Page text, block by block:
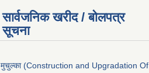
सार्वजनिक खरीद / बोलपत्र
सूचना
मुचुल्का (Construction and Upgradation Of